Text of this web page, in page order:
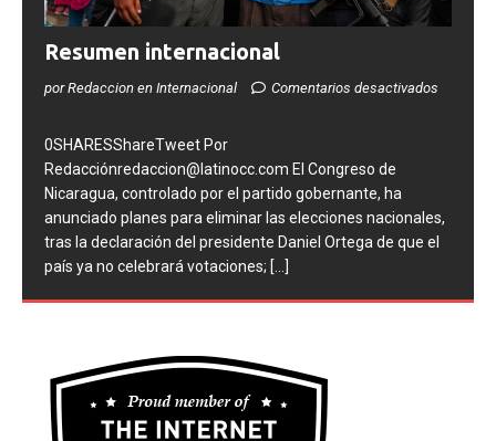
Resumen internacional
por Redaccion en Internacional
0SHARESShareTweet Por
Redacciónredaccion@latinocc.com El Congreso de
Nicaragua, controlado por el partido gobernante, ha
anunciado planes para eliminar las elecciones nacionales,
tras la declaración del presidente Daniel Ortega de que el
país ya no celebrará votaciones; [...]